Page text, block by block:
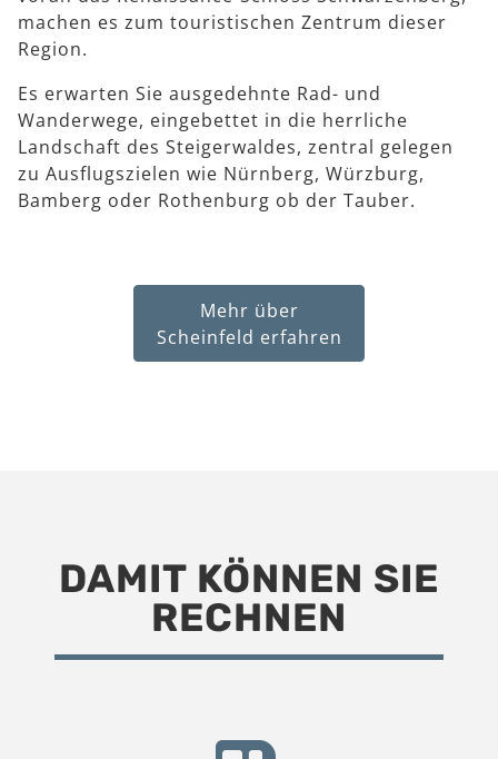
machen es zum touristischen Zentrum dieser
Region.
Es erwarten Sie ausgedehnte Rad- und
Wanderwege, eingebettet in die herrliche
Landschaft des Steigerwaldes, zentral gelegen
zu Ausflugszielen wie Nürnberg, Würzburg,
Bamberg oder Rothenburg ob der Tauber.
Mehr über
Scheinfeld erfahren
DAMIT KÖNNEN SIE
RECHNEN